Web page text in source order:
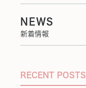
NEWS
新着情報
RECENT POSTS